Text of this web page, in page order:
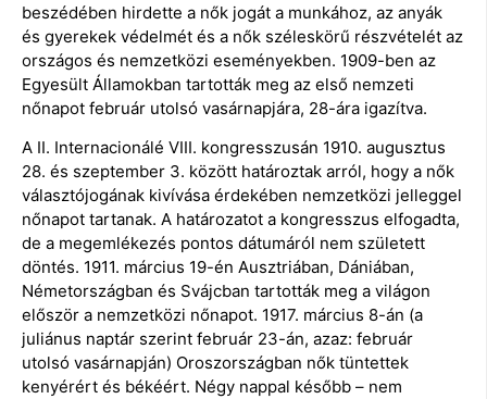
beszédében hirdette a nők jogát a munkához, az anyák
és gyerekek védelmét és a nők széleskörű részvételét az
országos és nemzetközi eseményekben. 1909-ben az
Egyesült Államokban tartották meg az első nemzeti
nőnapot február utolsó vasárnapjára, 28-ára igazítva.
A II. Internacionálé VIII. kongresszusán 1910. augusztus
28. és szeptember 3. között határoztak arról, hogy a nők
választójogának kivívása érdekében nemzetközi jelleggel
nőnapot tartanak. A határozatot a kongresszus elfogadta,
de a megemlékezés pontos dátumáról nem született
döntés. 1911. március 19-én Ausztriában, Dániában,
Németországban és Svájcban tartották meg a világon
először a nemzetközi nőnapot. 1917. március 8-án (a
juliánus naptár szerint február 23-án, azaz: február
utolsó vasárnapján) Oroszországban nők tüntettek
kenyérért és békéért. Négy nappal később – nem